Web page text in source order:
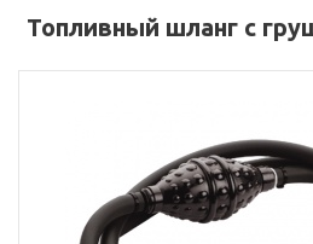
Топливный шланг с